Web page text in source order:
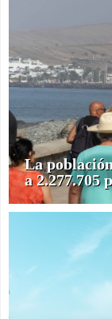
La
a 2.277.705